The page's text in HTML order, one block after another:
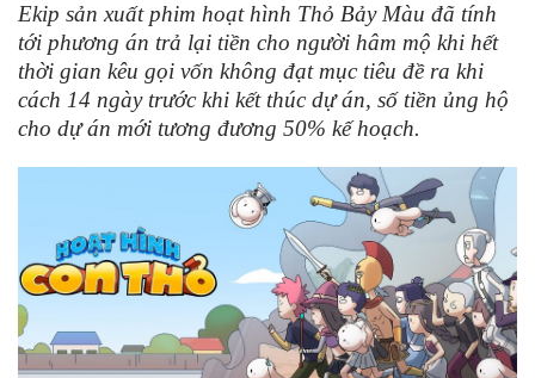
Ekip sản xuất phim hoạt hình Thỏ Bảy Màu đã tính
tới phương án trả lại tiền cho người hâm mộ khi hết
thời gian kêu gọi vốn không đạt mục tiêu đề ra khi
cách 14 ngày trước khi kết thúc dự án, số tiền ủng hộ
cho dự án mới tương đương 50% kế hoạch.